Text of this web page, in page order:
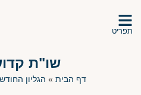
תפריט
שו"ת
דף הבית » הגליון